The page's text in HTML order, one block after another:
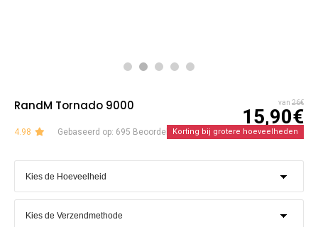
RandM Tornado 9000 van 26€
15,90€
4.98 Gebaseerd op: 695 BeoordelingenKorting bij grotere hoeveelheden